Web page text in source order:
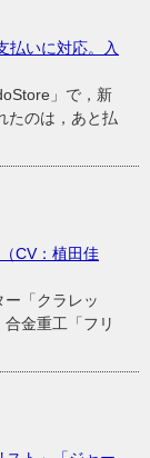
払いに対応。入
」で，新
たのは，あと払
CV：植田佳
「クラレッ
金重工「フリ